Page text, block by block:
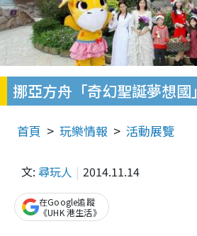
挪亞方舟「奇幻聖誕夢想國」
首頁 玩樂情報 活動展覽
文: 尋玩人 2014.11.14
在Google追蹤
《UHK 港生活》